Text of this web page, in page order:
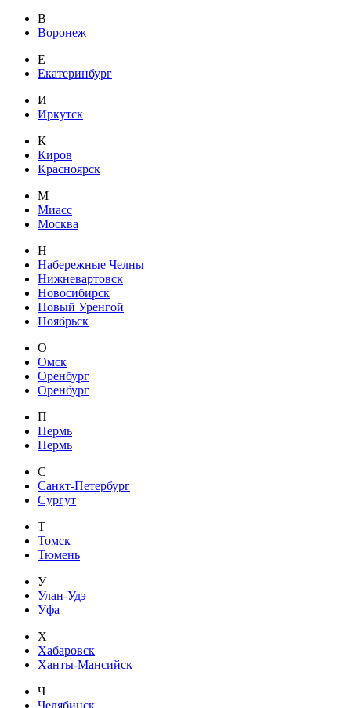
В
Воронеж
Е
Екатеринбург
И
Иркутск
К
Киров
Красноярск
М
Миасс
Москва
Н
Набережные Челны
Нижневартовск
Новосибирск
Новый Уренгой
Ноябрьск
О
Омск
Оренбург
Оренбург
П
Пермь
Пермь
С
Санкт-Петербург
Сургут
Т
Томск
Тюмень
У
Улан-Удэ
Уфа
Х
Хабаровск
Ханты-Мансийск
Ч